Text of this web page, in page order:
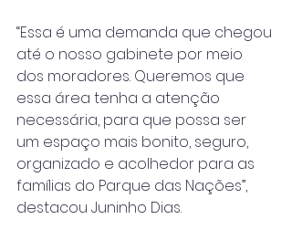
“Essa é uma demanda que chegou
até o nosso gabinete por meio
dos moradores. Queremos que
essa área tenha a atenção
necessária, para que possa ser
um espaço mais bonito, seguro,
organizado e acolhedor para as
famílias do Parque das Nações”,
destacou Juninho Dias.